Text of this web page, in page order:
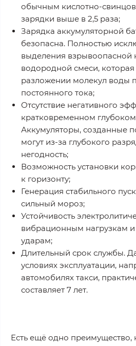
обычным кислотно-
зарядки выше в 2,5 раза;
Зарядка аккумуляторной
безопасна. Полностью
выделения взрывоопасной
водородной смеси, которая
разложении молекул воды
постоянного тока;
Отсутствие негативного
кратковременном
Аккумуляторы, созданные
могут из-за глубокого
негодность;
Возможность установки
к горизонту;
Генерация стабильного
сильный мороз;
Устойчивость
вибрационным нагрузкам
ударам;
Длительный срок службы.
условиях эксплуатации,
автомобилях такси,
составляет 7 лет.
Есть ещё одно преимущество,